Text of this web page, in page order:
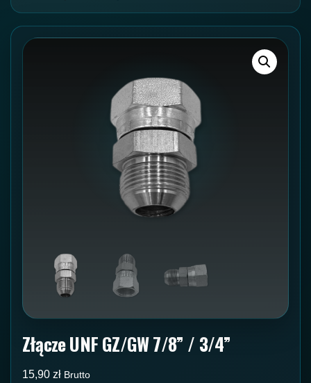
Złącze UNF GZ/GW 7/8” / 3/4”
15,90 zł Brutto